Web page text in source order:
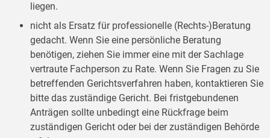
liegen.
nicht als Ersatz für professionelle (Rechts-)Beratung
gedacht. Wenn Sie eine persönliche Beratung
benötigen, ziehen Sie immer eine mit der Sachlage
vertraute Fachperson zu Rate. Wenn Sie Fragen zu Sie
betreffenden Gerichtsverfahren haben, kontaktieren Sie
bitte das zuständige Gericht. Bei fristgebundenen
Anträgen sollte unbedingt eine Rückfrage beim
zuständigen Gericht oder bei der zuständigen Behörde